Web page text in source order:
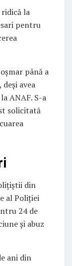
la
pentru
până a
avea
ANAF. S-a
solicitată
din
al Poliției
24 de
și abuz
ani din